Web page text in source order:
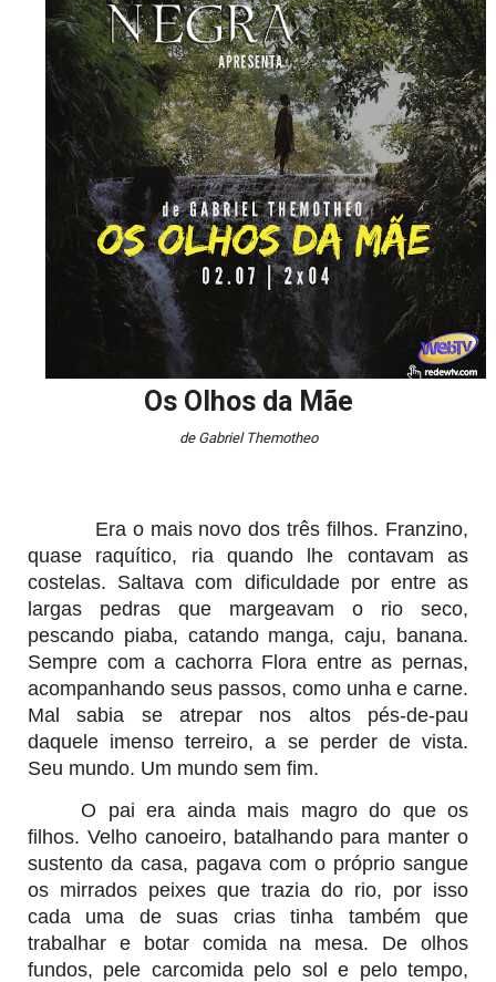
Os Olhos da Mãe
de Gabriel Themotheo
Era o mais novo dos três filhos. Franzino,
quase raquítico, ria quando lhe contavam as
costelas. Saltava com dificuldade por entre as
largas pedras que margeavam o rio seco,
pescando piaba, catando manga, caju, banana.
Sempre com a cachorra Flora entre as pernas,
acompanhando seus passos, como unha e carne.
Mal sabia se atrepar nos altos pés-de-pau
daquele imenso terreiro, a se perder de vista.
Seu mundo. Um mundo sem fim.
O pai era ainda mais magro do que os
filhos. Velho canoeiro, batalhando para manter o
sustento da casa, pagava com o próprio sangue
os mirrados peixes que trazia do rio, por isso
cada uma de suas crias tinha também que
trabalhar e botar comida na mesa. De olhos
fundos, pele carcomida pelo sol e pelo tempo,